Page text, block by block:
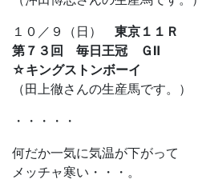
１０／９（日） 東京１１Ｒ
第７３回 毎日王冠 ＧⅡ
☆キングストンボーイ
（田上徹さんの生産馬です。）
・・・・・
何だか一気に気温が下がって
メッチャ寒い・・・。